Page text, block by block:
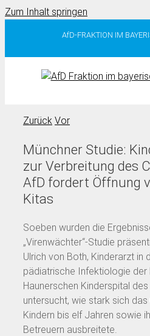
Zum Inhalt springen
AfD-FRAKTION IM
Zurück Vor
Münchner Studie:
zur Verbreitung des
AfD fordert Öffnung
Kitas
Soeben wurden die
„Virenwächter“-Studie
Ulrich von Both, Kinderarzt in
pädiatrische Infektiologie der
Haunerschen Kinderspital
untersucht, wie stark sich
Kindern bis elf Jahren sowie
Betreuern ausbreitete.